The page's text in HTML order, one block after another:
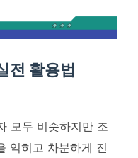
전 활용법
모두 비슷하지만 조
익히고 차분하게 진